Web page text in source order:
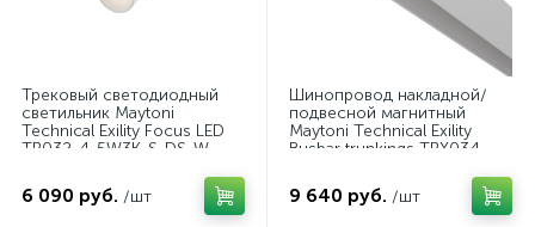
Трековый светодиодный
светильник Maytoni
Technical Exility Focus LED
TR032-4-5W3K-S-DS-W
6 090 руб. /шт
Шинопровод накладной/
подвесной магнитный
Maytoni Technical Exility
Busbar trunkings TRX034-
9 640 руб. /шт